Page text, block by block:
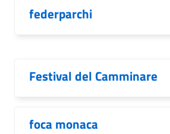
federparchi
Festival del Camminare
foca monaca